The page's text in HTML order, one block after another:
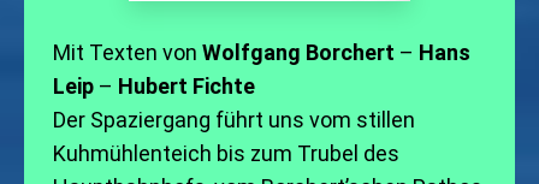
Mit Texten von Wolfgang Borchert – Hans
Leip – Hubert Fichte
Der Spaziergang führt uns vom stillen
Kuhmühlenteich bis zum Trubel des